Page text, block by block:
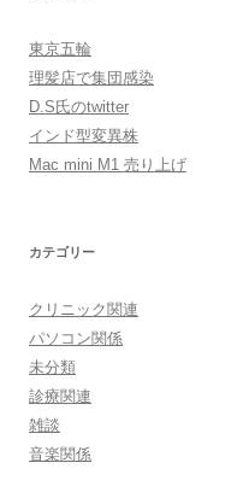
東京五輪
理髪店で集団感染
D.S氏のtwitter
インド型変異株
Mac mini M1 売り上げ
カテゴリー
クリニック関連
パソコン関係
未分類
診療関連
雑談
音楽関係